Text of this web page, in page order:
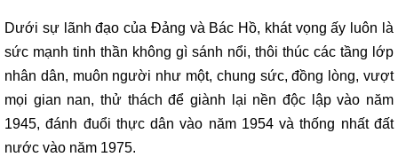
Dưới sự lãnh đạo của Đảng và Bác Hồ, khát vọng ấy luôn là
sức mạnh tinh thần không gì sánh nổi, thôi thúc các tầng lớp
nhân dân, muôn người như một, chung sức, đồng lòng, vượt
mọi gian nan, thử thách để giành lại nền độc lập vào năm
1945, đánh đuổi thực dân vào năm 1954 và thống nhất đất
nước vào năm 1975.